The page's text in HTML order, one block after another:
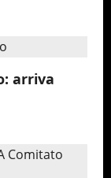
arriva